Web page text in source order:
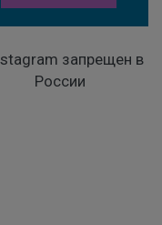
запрещен в
России